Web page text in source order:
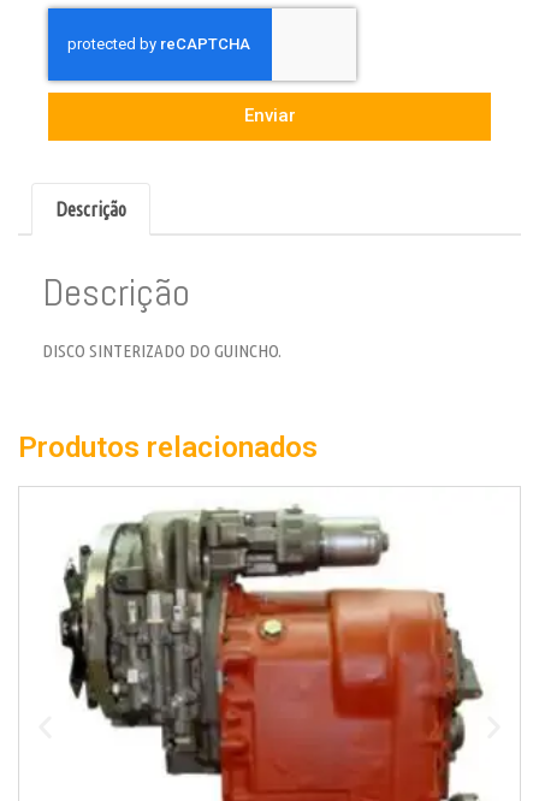
Enviar
Descrição
Descrição
DISCO SINTERIZADO DO GUINCHO.
Produtos relacionados